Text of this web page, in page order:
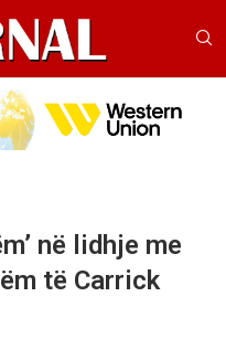
në lidhje me
të Carrick